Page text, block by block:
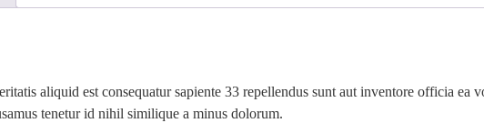
aliquid est consequatur sapiente 33 repellendus sunt aut inventore officia ea
tenetur id nihil similique a minus dolorum.